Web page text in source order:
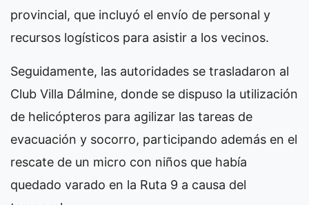
provincial, que incluyó el envío de personal y
recursos logísticos para asistir a los vecinos.
Seguidamente, las autoridades se trasladaron al
Club Villa Dálmine, donde se dispuso la utilización
de helicópteros para agilizar las tareas de
evacuación y socorro, participando además en el
rescate de un micro con niños que había
quedado varado en la Ruta 9 a causa del